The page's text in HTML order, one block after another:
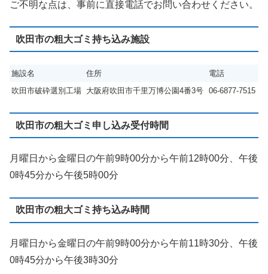
ご不明な点は、事前に直接電話でお問い合わせください。
吹田市の粗大ゴミ持ち込み施設
施設名 住所
電話
吹田市破砕選別工場 大阪府吹田市千里万博公園4番3号 06-6877-7515
吹田市の粗大ゴミ申し込み受付時間
月曜日から金曜日の午前9時00分から午前12時00分、午後
0時45分から午後5時00分
吹田市の粗大ゴミ持ち込み時間
月曜日から金曜日の午前9時00分から午前11時30分、午後
0時45分から午後3時30分